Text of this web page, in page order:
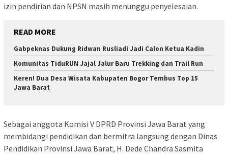
izin pendirian dan NPSN masih menunggu penyelesaian.
READ MORE
Gabpeknas Dukung Ridwan Rusliadi Jadi Calon Ketua Kadin
Komunitas TiduRUN Jajal Jalur Baru Trekking dan Trail Run
Keren! Dua Desa Wisata Kabupaten Bogor Tembus Top 15
Jawa Barat
Sebagai anggota Komisi V DPRD Provinsi Jawa Barat yang
membidangi pendidikan dan bermitra langsung dengan Dinas
Pendidikan Provinsi Jawa Barat, H. Dede Chandra Sasmita